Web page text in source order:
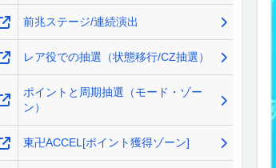
前兆ステージ/連続演出
レア役での抽選（状態移行/CZ抽選）
ポイントと周期抽選（モード・ゾー
ン）
東卍ACCEL[ポイント獲得ゾーン]